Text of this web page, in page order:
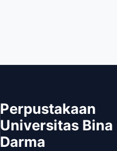
Perpustakaan
Universitas Bina
Darma